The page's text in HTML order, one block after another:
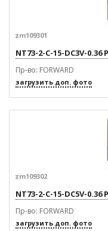
zm109301
NT73-2-C-15-DC3V-0.36
Пр-во: FORWARD
загрузить доп. фото
zm109302
NT73-2-C-15-DC5V-0.36
Пр-во: FORWARD
загрузить доп. фото